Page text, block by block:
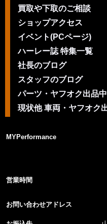
買取や下取のご相談
ショップアクセス
イベント(PCページ)
ハーレー誌 特集一覧
社長のブログ
スタッフのブログ
パーツ・ヤフオク出品中
現状他 車両・ヤフオク
MYPerformance
営業時間
お問い合わせアドレス